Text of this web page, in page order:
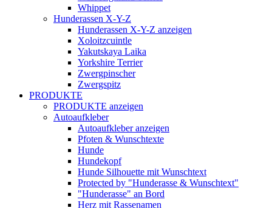
Whippet
Hunderassen X-Y-Z
Hunderassen X-Y-Z anzeigen
Xoloitzcuintle
Yakutskaya Laika
Yorkshire Terrier
Zwergpinscher
Zwergspitz
PRODUKTE
PRODUKTE anzeigen
Autoaufkleber
Autoaufkleber anzeigen
Pfoten & Wunschtexte
Hunde
Hundekopf
Hunde Silhouette mit Wunschtext
Protected by "Hunderasse & Wunschtext"
"Hunderasse" an Bord
Herz mit Rassenamen